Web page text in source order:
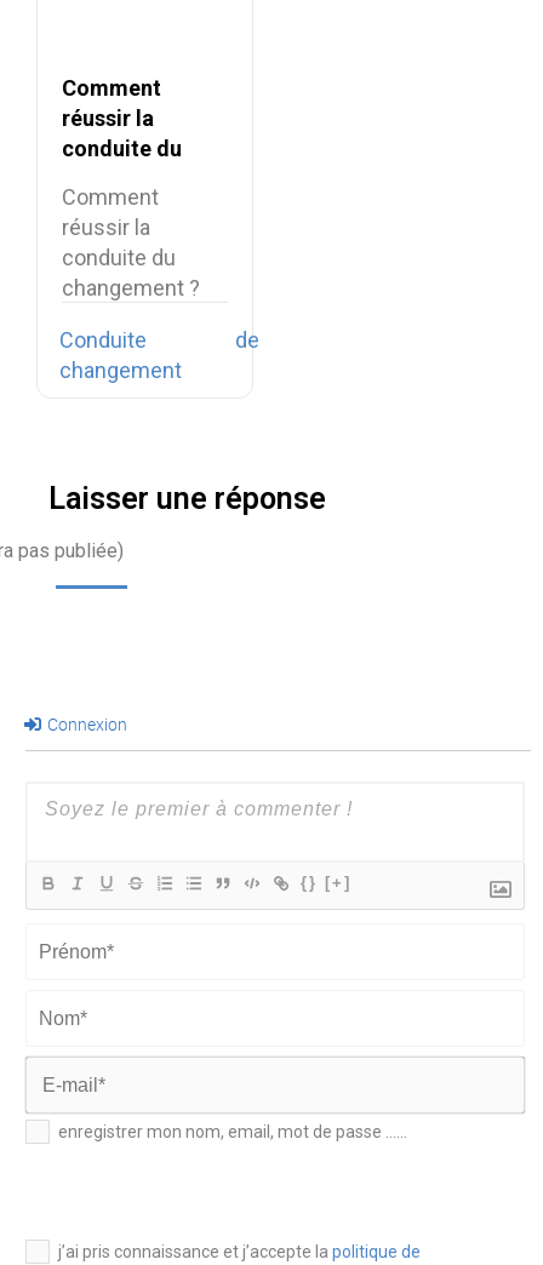
Comment
réussir la
conduite du
Comment
réussir la
conduite du
changement ?
digitale, crise
sanitaire,
Conduite de
changement
Laisser une réponse
pas publiée)
Connexion
{} [+]
Nom*
E-
mail*
enregistrer mon nom, email, mot de passe ......
j’ai pris connaissance et j’accepte la politique de